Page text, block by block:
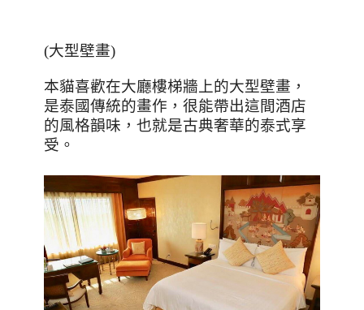
(大型壁畫)
本貓喜歡在大廳樓梯牆上的大型壁畫，
是泰國傳統的畫作，很能帶出這間酒店
的風格韻味，也就是古典奢華的泰式享
受。